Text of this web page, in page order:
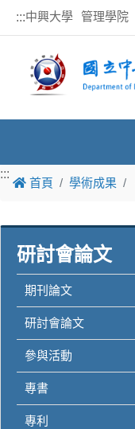
:::中興大學 管理學院
:::
首頁 學術成果
研討會論文
期刊論文
研討會論文
參與活動
專書
專利